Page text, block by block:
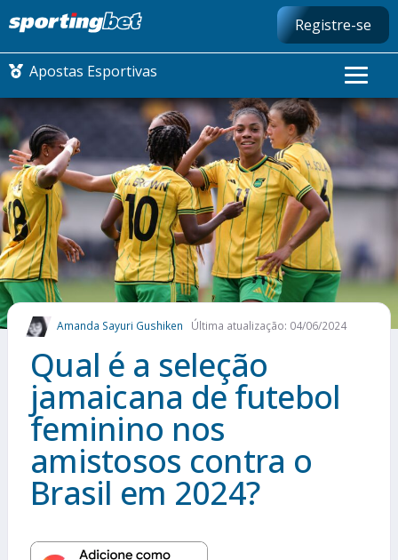
Registre-se
Apostas Esportivas
CONMEBOL LIBERTADORES
FUTEBOL NACIONAL
FUTEBOL INTERNACIONAL
COMO APOSTAR
MAIS ESPORTES
Amanda Sayuri Gushiken Última atualização: 04/06/2024
Qual é a seleção
jamaicana de futebol
feminino nos
amistosos contra o
Brasil em 2024?